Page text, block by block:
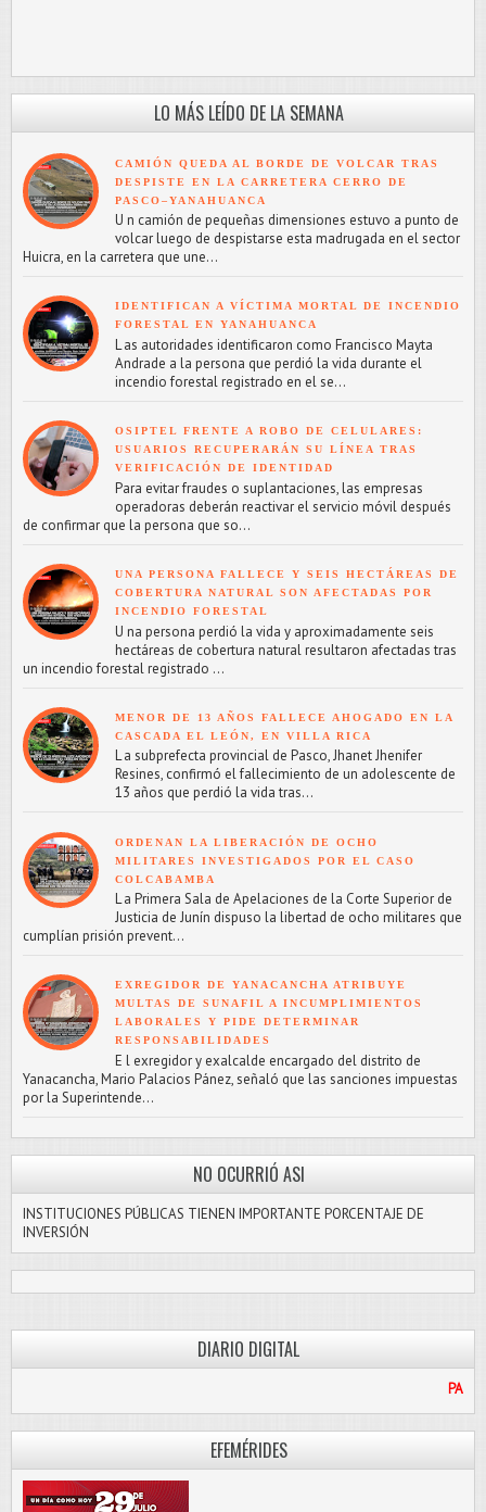
LO MÁS LEÍDO DE LA SEMANA
CAMIÓN QUEDA AL BORDE DE VOLCAR TRAS
DESPISTE EN LA CARRETERA CERRO DE
PASCO–YANAHUANCA
U n camión de pequeñas dimensiones estuvo a punto de
volcar luego de despistarse esta madrugada en el sector
Huicra, en la carretera que une...
IDENTIFICAN A VÍCTIMA MORTAL DE INCENDIO
FORESTAL EN YANAHUANCA
L as autoridades identificaron como Francisco Mayta
Andrade a la persona que perdió la vida durante el
incendio forestal registrado en el se...
OSIPTEL FRENTE A ROBO DE CELULARES:
USUARIOS RECUPERARÁN SU LÍNEA TRAS
VERIFICACIÓN DE IDENTIDAD
Para evitar fraudes o suplantaciones, las empresas
operadoras deberán reactivar el servicio móvil después
de confirmar que la persona que so...
UNA PERSONA FALLECE Y SEIS HECTÁREAS DE
COBERTURA NATURAL SON AFECTADAS POR
INCENDIO FORESTAL
U na persona perdió la vida y aproximadamente seis
hectáreas de cobertura natural resultaron afectadas tras
un incendio forestal registrado ...
MENOR DE 13 AÑOS FALLECE AHOGADO EN LA
CASCADA EL LEÓN, EN VILLA RICA
L a subprefecta provincial de Pasco, Jhanet Jhenifer
Resines, confirmó el fallecimiento de un adolescente de
13 años que perdió la vida tras...
ORDENAN LA LIBERACIÓN DE OCHO
MILITARES INVESTIGADOS POR EL CASO
COLCABAMBA
L a Primera Sala de Apelaciones de la Corte Superior de
Justicia de Junín dispuso la libertad de ocho militares que
cumplían prisión prevent...
EXREGIDOR DE YANACANCHA ATRIBUYE
MULTAS DE SUNAFIL A INCUMPLIMIENTOS
LABORALES Y PIDE DETERMINAR
RESPONSABILIDADES
E l exregidor y exalcalde encargado del distrito de
Yanacancha, Mario Palacios Pánez, señaló que las sanciones impuestas
por la Superintende...
NO OCURRIÓ ASI
INSTITUCIONES PÚBLICAS TIENEN IMPORTANTE PORCENTAJE DE
INVERSIÓN
DIARIO DIGITAL
PASCO LIBRE
EFEMÉRIDES